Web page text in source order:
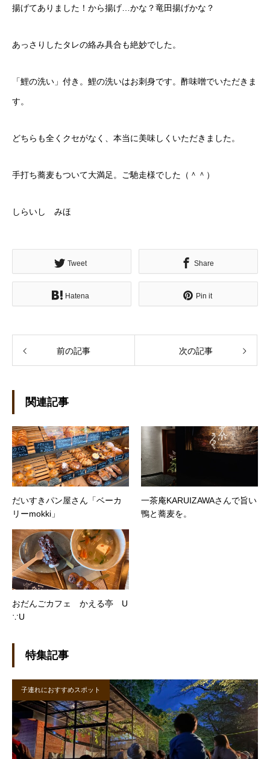
揚げてありました！から揚げ…かな？竜田揚げかな？
あっさりしたタレの絡み具合も絶妙でした。
「鯉の洗い」付き。鯉の洗いはお刺身です。酢味噌でいただきま
す。
どちらも全くクセがなく、本当に美味しくいただきました。
手打ち蕎麦もついて大満足。ご馳走様でした（＾＾）
しらいし みほ
Tweet Share
Hatena Pin it
前の記事 次の記事
関連記事
だいすきパン屋さん「ベーカ
リーmokki」
一茶庵KARUIZAWAさんで旨い
鴨と蕎麦を。
おだんごカフェ かえる亭 U
∵U
特集記事
子連れにおすすめスポット